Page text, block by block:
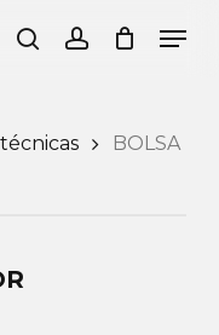
searchaccount
Close
BOLSA